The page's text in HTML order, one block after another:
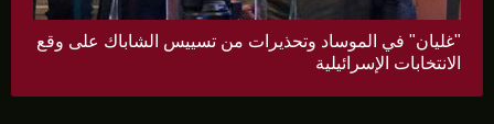
"غليان" في الموساد وتحذيرات من تسييس الشاباك على وقع
الانتخابات الإسرائيلية